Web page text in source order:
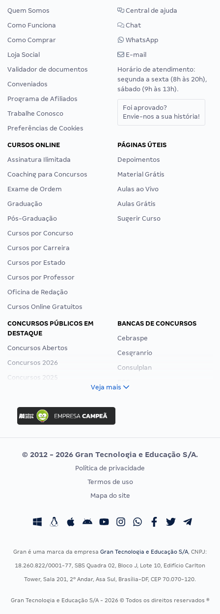
Quem Somos
Como Funciona
Como Comprar
Loja Social
Validador de documentos
Conveniados
Programa de Afiliados
Trabalhe Conosco
Preferências de Cookies
Central de ajuda
Chat
WhatsApp
E-mail
Horário de atendimento:
segunda a sexta (8h às 20h),
sábado (9h às 13h).
Foi aprovado?
Envie-nos a sua história!
CURSOS ONLINE
Assinatura Ilimitada
Coaching para Concursos
Exame de Ordem
Graduação
Pós-Graduação
Cursos por Concurso
Cursos por Carreira
Cursos por Estado
Cursos por Professor
Oficina de Redação
Cursos Online Gratuitos
PÁGINAS ÚTEIS
Depoimentos
Material Grátis
Aulas ao Vivo
Aulas Grátis
Sugerir Curso
CONCURSOS PÚBLICOS EM
DESTAQUE
Concursos Abertos
Concursos 2026
Concursos 2025
Concurso Ibama
Concurso MPU
Editais publicados
BANCAS DE CONCURSOS
Cebraspe
Cesgranrio
Consulplan
Vunesp
CONCURSOS POR PROFISSÃO
Concursos Fiscais
Residência Multiprofissional
EXAME DE ORDEM
Calendário OAB
Veja mais
© 2012 - 2026 Gran Tecnologia e Educação S/A.
Política de privacidade
Termos de uso
Mapa do site
Gran é uma marca da empresa Gran Tecnologia e Educação S/A, CNPJ:
18.260.822/0001-77, SBS Quadra 02, Bloco J, Lote 10, Edifício Carlton
Tower, Sala 201, 2º Andar, Asa Sul, Brasília-DF, CEP 70.070-120.
Gran Tecnologia e Educação S/A - 2026 © Todos os direitos reservados ®